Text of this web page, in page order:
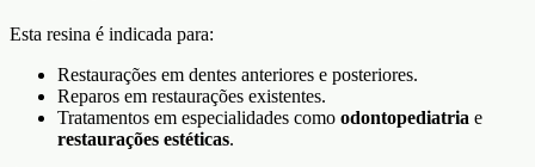
Esta resina é indicada para:
Restaurações em dentes anteriores e posteriores.
Reparos em restaurações existentes.
Tratamentos em especialidades como odontopediatria e
restaurações estéticas.